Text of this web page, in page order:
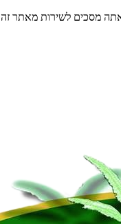
מסכים לשירות מאתר זה